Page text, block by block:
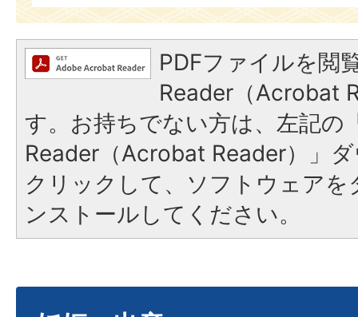
PDFファイルを閲
Reader（Acrobat
す。お持ちでない方は、左記の
Reader（Acrobat Reader）」
クリックして、ソフトウェア
ンストールしてください。